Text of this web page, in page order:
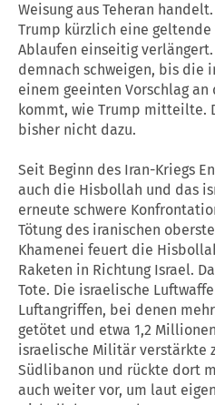
Weisung aus Teheran
Trump kürzlich eine geltende
Ablaufen einseitig
demnach schweigen, bis die
einem geeinten Vorschlag
kommt, wie Trump mitteilte.
bisher nicht dazu.
Seit Beginn des Iran-Kriegs
auch die Hisbollah und das
erneute schwere
Tötung des iranischen
Khamenei feuert die
Raketen in Richtung Israel.
Tote. Die israelische
Luftangriffen, bei denen
getötet und etwa 1,2
israelische Militär verstärkte
Südlibanon und rückte dort
auch weiter vor, um laut